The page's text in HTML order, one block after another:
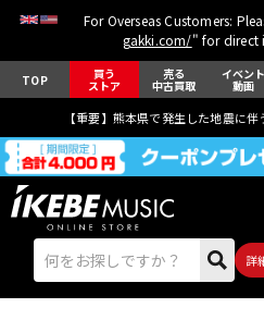
For Overseas Customers:
gakki.com/" for direct
TOP 買う
ストア
売る
中古買取
イベント
動画
【重要】熊本県で発生した地震に
詳